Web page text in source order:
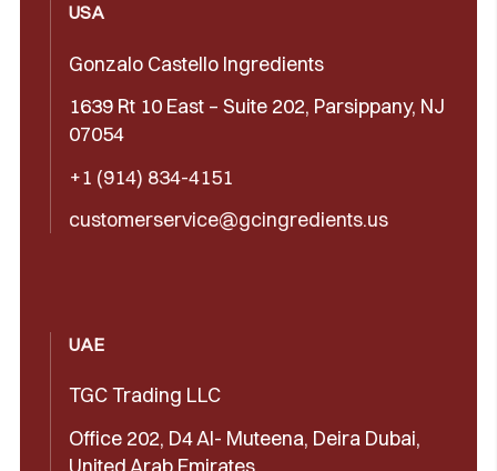
USA
Gonzalo Castello Ingredients
1639 Rt 10 East – Suite 202, Parsippany, NJ
07054
+1 (914) 834-4151
customerservice@gcingredients.us
UAE
TGC Trading LLC
Office 202, D4 Al- Muteena, Deira Dubai,